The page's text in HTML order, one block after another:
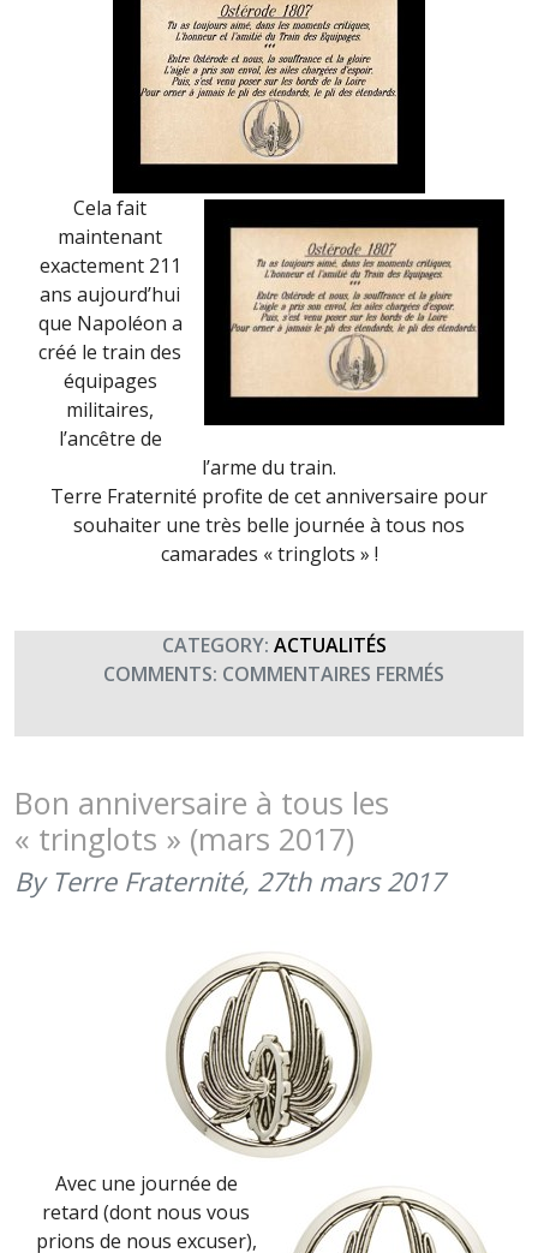
Cela fait
maintenant
exactement 211
ans aujourd’hui
que Napoléon a
créé le train des
équipages
militaires,
l’ancêtre de
l’arme du train.
Terre Fraternité profite de cet anniversaire pour
souhaiter une très belle journée à tous nos
camarades « tringlots » !
CATEGORY: ACTUALITÉS
COMMENTS: COMMENTAIRES FERMÉS
L’ARME
Bon anniversaire à tous les
« tringlots » (mars 2017)
By Terre Fraternité, 27th mars 2017
Avec une journée de
retard (dont nous vous
prions de nous excuser),